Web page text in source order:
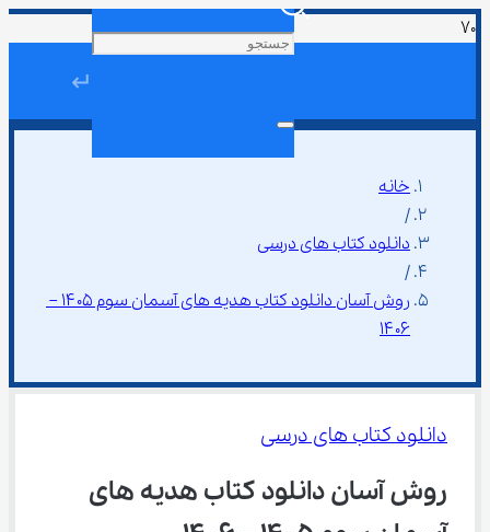
↵
خانه
/
دانلود کتاب های درسی
/
روش آسان دانلود کتاب هدیه های آسمان سوم ۱۴۰۵ –
۱۴۰۶
دانلود کتاب های درسی
روش آسان دانلود کتاب هدیه های